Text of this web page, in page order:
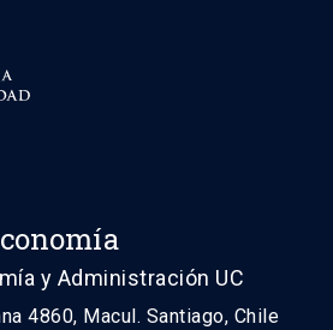
y Administración UC
4860, Macul. Santiago, Chile